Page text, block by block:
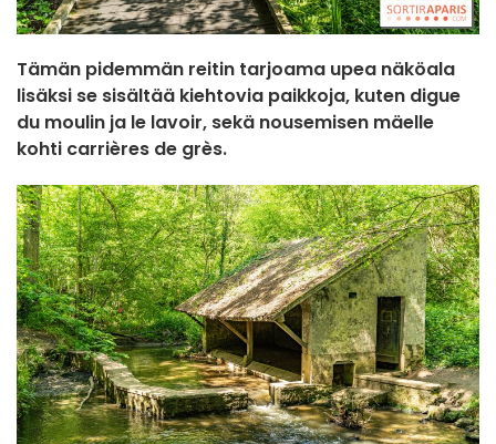
Tämän pidemmän reitin tarjoama upea näköala
lisäksi se sisältää kiehtovia paikkoja, kuten digue
du moulin ja le lavoir, sekä nousemisen mäelle
kohti carrières de grès.